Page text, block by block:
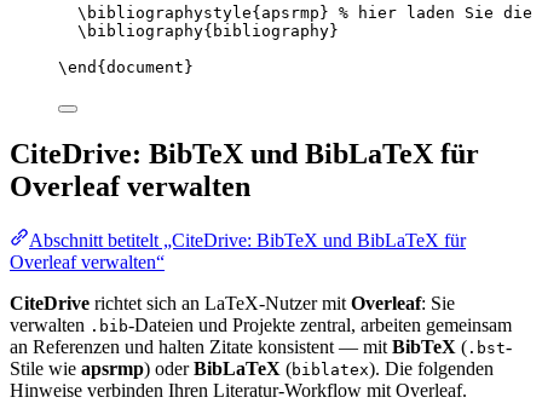
\bibliographystyle{apsrmp} % hier laden Sie die
\bibliography{bibliography}
\end { document }
CiteDrive: BibTeX und BibLaTeX für
Overleaf verwalten
Abschnitt betitelt „CiteDrive: BibTeX und BibLaTeX für
Overleaf verwalten“
CiteDrive richtet sich an LaTeX-Nutzer mit Overleaf: Sie
verwalten .bib-Dateien und Projekte zentral, arbeiten gemeinsam
an Referenzen und halten Zitate konsistent — mit BibTeX ( .bst-
Stile wie apsrmp) oderBibLaTeX (biblatex). Die folgenden
Hinweise verbinden Ihren Literatur-Workflow mit Overleaf.